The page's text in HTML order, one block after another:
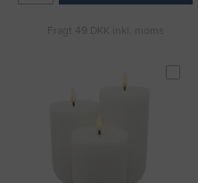
Fragt 49 DKK inkl. moms